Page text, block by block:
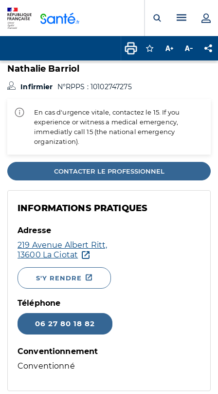
Ouvrir laMenu
Connectez-vous
Augmenter la
Nathalie Barriol
Infirmier N°RPPS : 10102747275
En cas d'urgence vitale, contactez le 15. If you
experience or witness a medical emergency,
immediatly call 15 (the national emergency
organization).
CONTACTER LE PROFESSIONNEL
INFORMATIONS PRATIQUES
Adresse
219 Avenue Albert Ritt,
13600 La Ciotat
S'Y RENDRE
Téléphone
06 27 80 18 82
Conventionnement
Conventionné